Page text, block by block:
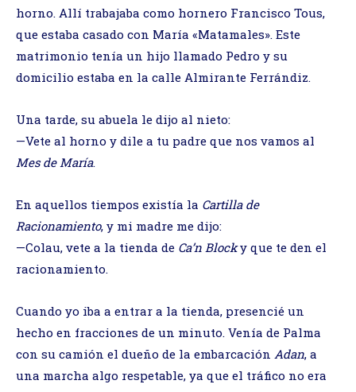
horno. Allí trabajaba como hornero Francisco Tous,
que estaba casado con María «Matamales». Este
matrimonio tenía un hijo llamado Pedro y su
domicilio estaba en la calle Almirante Ferrándiz.
Una tarde, su abuela le dijo al nieto:
—Vete al horno y dile a tu padre que nos vamos al
Mes de María.
En aquellos tiempos existía la Cartilla de
Racionamiento, y mi madre me dijo:
—Colau, vete a la tienda de Ca’n Blocky que te den el
racionamiento.
Cuando yo iba a entrar a la tienda, presencié un
hecho en fracciones de un minuto. Venía de Palma
con su camión el dueño de la embarcación Adan, a
una marcha algo respetable, ya que el tráfico no era